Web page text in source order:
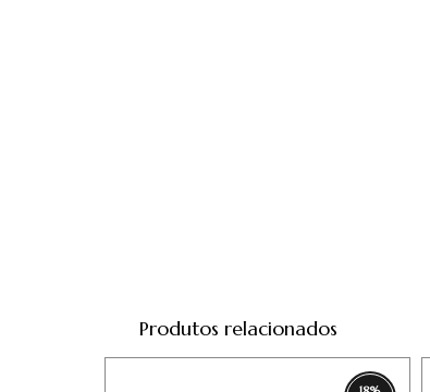
Produtos relacionados